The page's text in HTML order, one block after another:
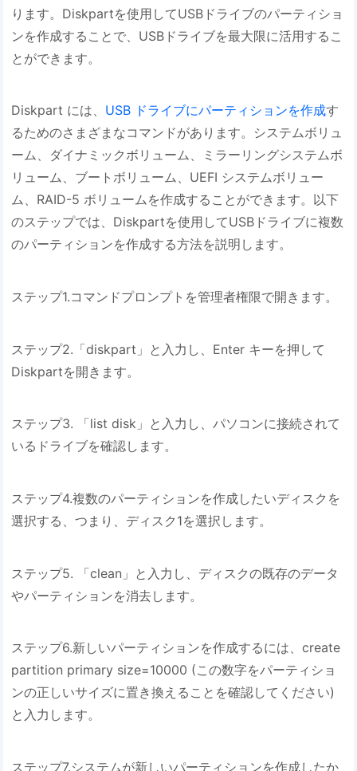
ります。Diskpartを使用してUSBドライブのパーティショ
ンを作成することで、USBドライブを最大限に活用するこ
とができます。
Diskpart には、 USB ドライブにパーティションを作成す
るためのさまざまなコマンドがあります。システムボリュ
ーム、ダイナミックボリューム、ミラーリングシステムボ
リューム、ブートボリューム、UEFI システムボリュー
ム、RAID-5 ボリュームを作成することができます。以下
のステップでは、Diskpartを使用してUSBドライブに複数
のパーティションを作成する方法を説明します。
ステップ1.コマンドプロンプトを管理者権限で開きます。
ステップ2.「diskpart」と入力し、Enter キーを押して
Diskpartを開きます。
ステップ3. 「list disk」と入力し、パソコンに接続されて
いるドライブを確認します。
ステップ4.複数のパーティションを作成したいディスクを
選択する、つまり、ディスク1を選択します。
ステップ5. 「clean」と入力し、ディスクの既存のデータ
やパーティションを消去します。
ステップ6.新しいパーティションを作成するには、create
partition primary size=10000 (この数字をパーティショ
ンの正しいサイズに置き換えることを確認してください)
と入力します。
ステップ7.システムが新しいパーティションを作成したか